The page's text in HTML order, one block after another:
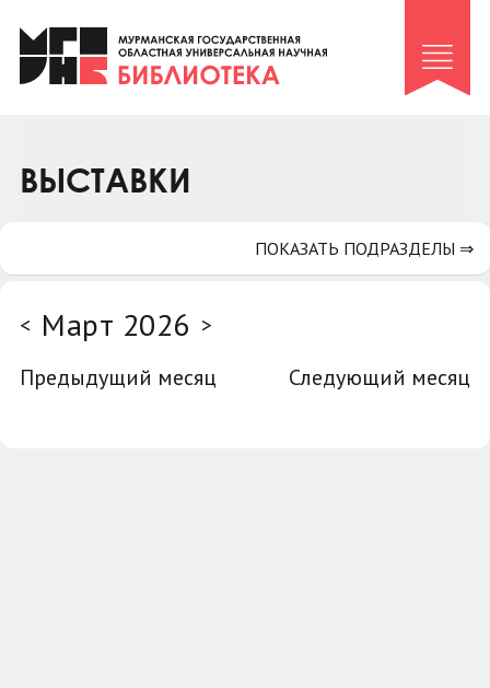
Клуб «Гиря и сельдерей»
Клуб «Семейный архив»
Коллегам
ВЫСТАВКИ
< Март 2026 >
Предыдущий месяц
Следующий месяц
ПОКАЗАТЬ ПОДРАЗДЕЛЫ ⇒